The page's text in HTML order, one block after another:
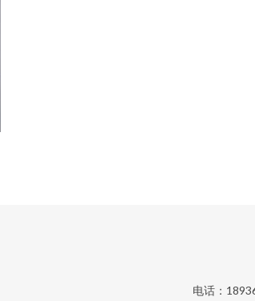
电话：